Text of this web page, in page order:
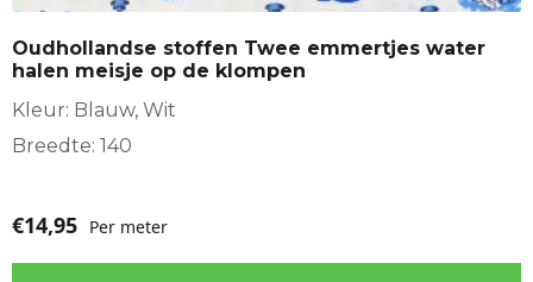
Oudhollandse stoffen Twee emmertjes water
halen meisje op de klompen
Kleur: Blauw, Wit
Breedte: 140
€14,95 Per meter